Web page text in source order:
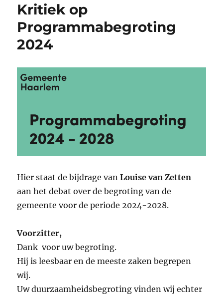
Kritiek op
Programmabegroting
2024
Hier staat de bijdrage vanLouise van Zetten
aan het debat over de begroting van de
gemeente voor de periode 2024-2028.
Voorzitter,
Dank voor uw begroting.
Hij is leesbaar en de meeste zaken begrepen
wij.
Uw duurzaamheidsbegroting vinden wij echter